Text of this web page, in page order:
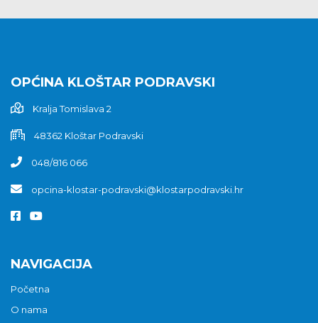
OPĆINA KLOŠTAR PODRAVSKI
Kralja Tomislava 2
48362 Kloštar Podravski
048/816 066
opcina-klostar-podravski@klostarpodravski.hr
NAVIGACIJA
Početna
O nama